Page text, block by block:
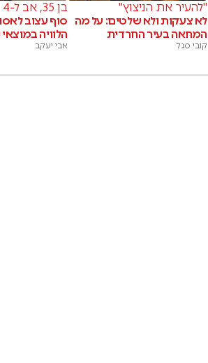
"להעיר את הניצוץ"
לא צעקות ולא שלטים: על מה
המחאה בעיר החרדית
קובי סגל
בן 35, אב ל-4
סוף עצוב
הלוויה
אבי יעקב